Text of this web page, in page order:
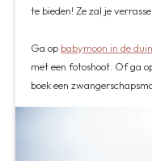
te bieden! Ze zal je
Ga op babymoon in de
met een fotoshoot. Of ga
boek een